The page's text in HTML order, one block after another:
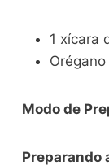
1 xícara
Modo de
Preparando